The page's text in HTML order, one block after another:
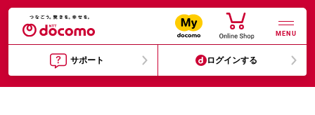
MENU
サポート ログインする